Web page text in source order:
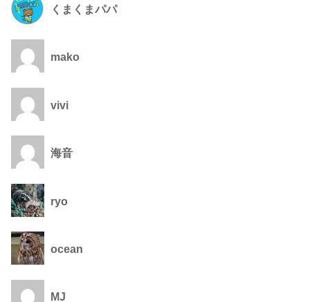
くまくまパパ
mako
vivi
海音
ryo
ocean
MJ